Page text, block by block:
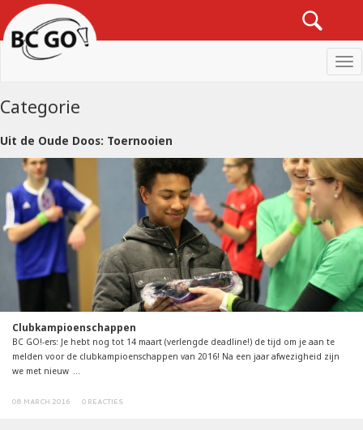
Categorie
Uit de Oude Doos: Toernooien
Clubkampioenschappen
BC GO!-ers: Je hebt nog tot 14 maart (verlengde deadline!) de tijd om je aan te
melden voor de clubkampioenschappen van 2016! Na een jaar afwezigheid zijn
we met nieuw ...
08 MARCH 2016 0 REACTIES